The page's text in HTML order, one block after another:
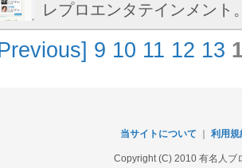
レプロエンタテインメント
9 10 11 12 13
当サイトについて 利用規
Copyright (C) 2010 有名人ブ